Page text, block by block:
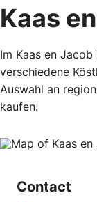
Kaas
Im Kaas en
verschiedene
Auswahl an
kaufen.
Contact